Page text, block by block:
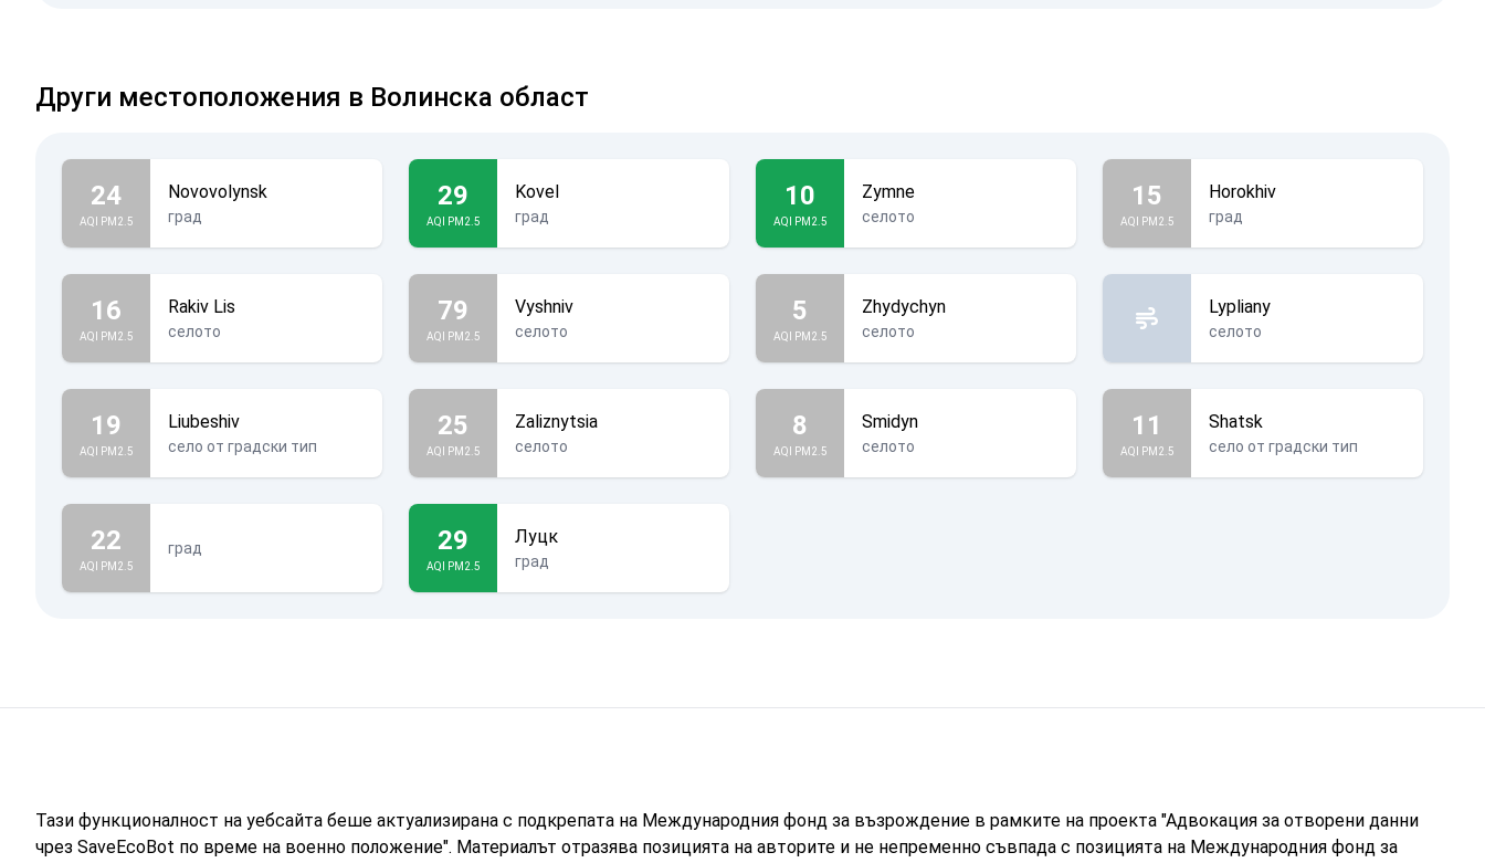
Други местоположения в Волинска област
24
AQI PM2.5
Novovolynsk
град
29
AQI PM2.5
Kovel
град
10
AQI PM2.5
Zymne
селото
15
AQI PM2.5
Horokhiv
град
16
AQI PM2.5
Rakiv Lis
селото
79
AQI PM2.5
Vyshniv
селото
5
AQI PM2.5
Zhydychyn
селото
Lypliany
селото
19
AQI PM2.5
Liubeshiv
село от градски тип
25
AQI PM2.5
Zaliznytsia
селото
8
AQI PM2.5
Smidyn
селото
11
AQI PM2.5
Shatsk
село от градски тип
22
AQI PM2.5
град 29
AQI PM2.5
Луцк
град
Тази функционалност на уебсайта беше актуализирана с подкрепата на Международния фонд за възрождение в рамките на проекта "Адвокация за отворени данни
чрез SaveEcoBot по време на военно положение". Материалът отразява позицията на авторите и не непременно съвпада с позицията на Международния фонд за